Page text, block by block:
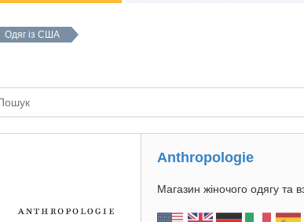
Одяг із США
Anthropologie
Магазин жіночого одягу та